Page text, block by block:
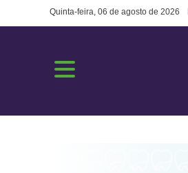
Quinta-feira, 06 de agosto de 2026